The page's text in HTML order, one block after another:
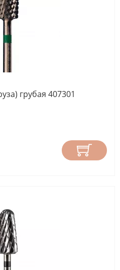
грубая 407301